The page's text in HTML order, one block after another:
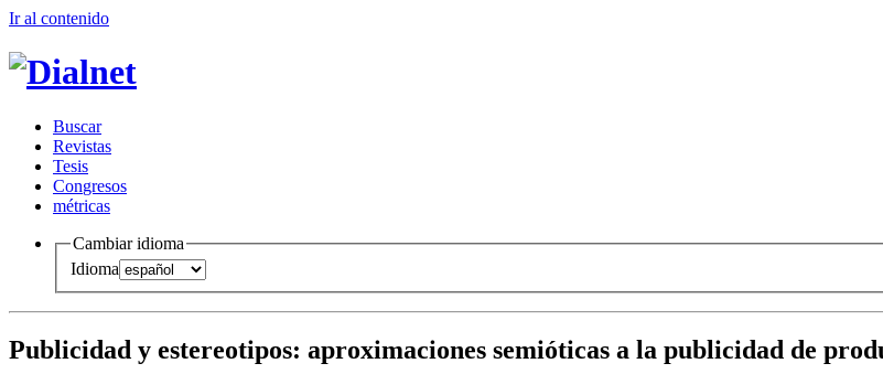
Ir al contenido
Buscar
Revistas
Tesis
Congresos
métricas
Cambiar idioma
Idioma
Publicidad y estereotipos: aproximaciones semióticas a la publicidad de